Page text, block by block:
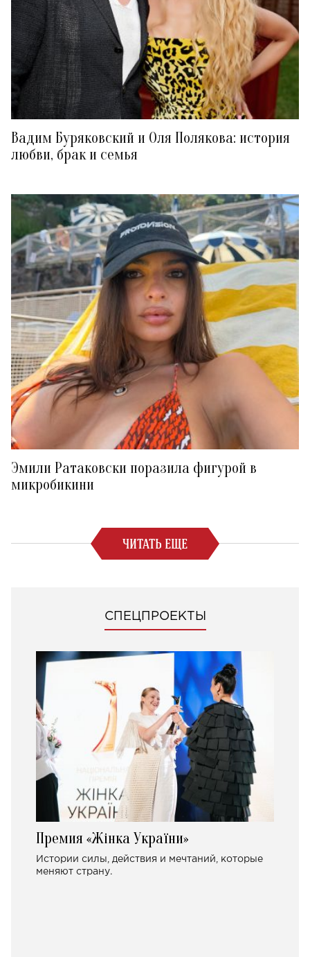
Вадим Буряковский и Оля Полякова: история
любви, брак и семья
Эмили Ратаковски поразила фигурой в
микробикини
ЧИТАТЬ ЕЩЕ
СПЕЦПРОЕКТЫ
Премия «Жінка України»
Истории силы, действия и мечтаний, которые
меняют страну.